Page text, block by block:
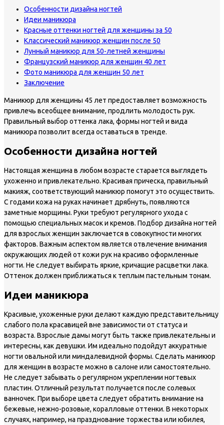
Особенности дизайна ногтей
Идеи маникюра
Красные оттенки ногтей для женщины за 50
Классический маникюр женщин после 50
Лунный маникюр для 50-летней женщины
Французский маникюр для женщин 40 лет
Фото маникюра для женщин 50 лет
Заключение
Маникюр для женщины 45 лет предоставляет возможность
привлечь всеобщее внимание, продлить молодость рук.
Правильный выбор оттенка лака, формы ногтей и вида
маникюра позволит всегда оставаться в тренде.
Особенности дизайна ногтей
Настоящая женщина в любом возрасте старается выглядеть
ухоженно и привлекательно. Красивая прическа, правильный
макияж, соответствующий маникюр помогут это осуществить.
С годами кожа на руках начинает дрябнуть, появляются
заметные морщины. Руки требуют регулярного ухода с
помощью специальных масок и кремов. Подбор дизайна ногтей
для взрослых женщин заключается в совокупности многих
факторов. Важным аспектом является отвлечение внимания
окружающих людей от кожи рук на красиво оформленные
ногти. Не следует выбирать яркие, кричащие расцветки лака.
Оттенок должен приближаться к теплым пастельным тонам.
Идеи маникюра
Красивые, ухоженные руки делают каждую представительницу
слабого пола красавицей вне зависимости от статуса и
возраста. Взрослые дамы могут быть также привлекательны и
интересны, как девушки. Им идеально подойдут аккуратные
ногти овальной или миндалевидной формы. Сделать маникюр
для женщин в возрасте можно в салоне или самостоятельно.
Не следует забывать о регулярном укреплении ногтевых
пластин. Отличный результат получается после солевых
ванночек. При выборе цвета следует обратить внимание на
бежевые, нежно-розовые, коралловые оттенки. В некоторых
случаях, например, на празднование торжества или юбилея,